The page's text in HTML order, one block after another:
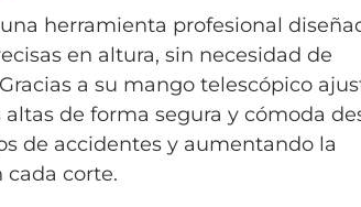
herramienta profesional
en altura, sin necesidad de
a su mango telescópico
de forma segura y cómoda
de accidentes y aumentando la
cada corte.